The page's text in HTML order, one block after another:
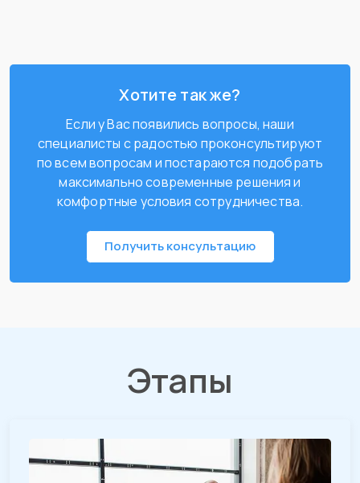
Хотите так же?
Если у Вас появились вопросы, наши
специалисты с радостью проконсультируют
по всем вопросам и постараются подобрать
максимально современные решения и
комфортные условия сотрудничества.
Получить консультацию
Этапы